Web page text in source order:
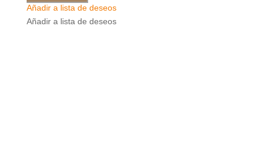
Añadir a lista de deseos
Añadir a lista de deseos